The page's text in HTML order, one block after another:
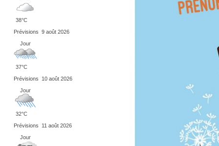
38°C
Prévisions 9 août 2026
Jour
37°C
Prévisions
10 août 2026
Jour
32°C
Prévisions
11 août 2026
Jour